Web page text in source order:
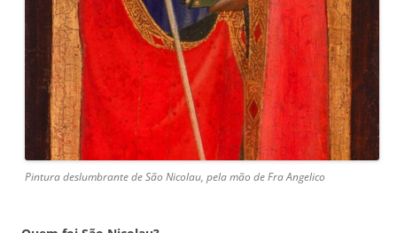
Pintura deslumbrante de São Nicolau, pela mão de Fra Angelico